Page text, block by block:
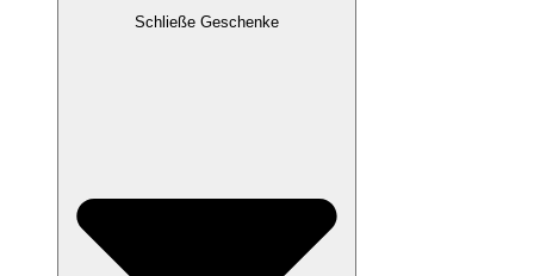
Schließe Geschenke